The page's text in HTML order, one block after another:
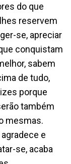
do que
reservem
se, apreciar
conquistam
sabem
de tudo,
porque
também
mesmas.
e
se, acaba